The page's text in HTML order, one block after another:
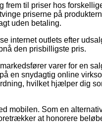
frem til priser hos
priserne på
uden betaling.
internet outlets efter
den prisbilligste pris.
varer for en
en snydagtig online
hvilket hjælper dig
mobilen. Som en
at honorere